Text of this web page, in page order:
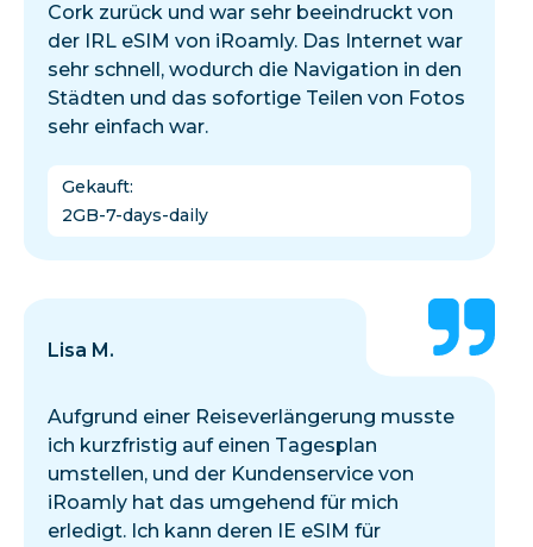
Cork zurück und war sehr beeindruckt von
der IRL eSIM von iRoamly. Das Internet war
sehr schnell, wodurch die Navigation in den
Städten und das sofortige Teilen von Fotos
sehr einfach war.
Gekauft:
2GB-7-days-daily
Lisa M.
Aufgrund einer Reiseverlängerung musste
ich kurzfristig auf einen Tagesplan
umstellen, und der Kundenservice von
iRoamly hat das umgehend für mich
erledigt. Ich kann deren IE eSIM für